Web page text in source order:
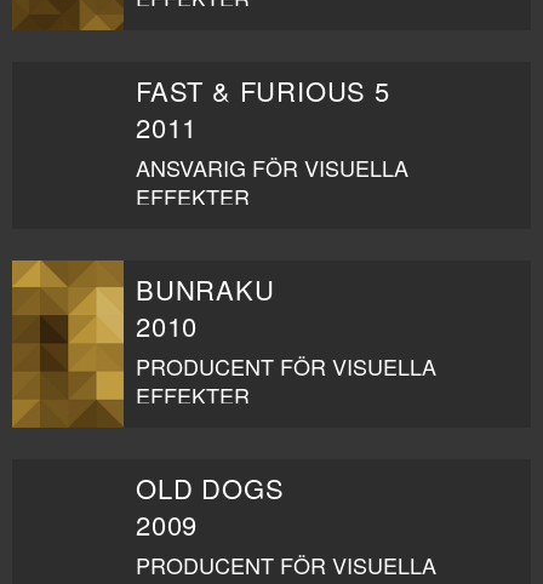
FAST & FURIOUS 5
2011
ANSVARIG FÖR VISUELLA
EFFEKTER
BUNRAKU
2010
PRODUCENT FÖR VISUELLA
EFFEKTER
OLD DOGS
2009
PRODUCENT FÖR VISUELLA